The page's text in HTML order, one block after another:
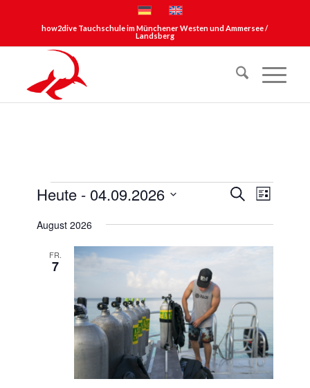
how2dive Tauchschule im Münchener Westen und Ammersee /
Landsberg
Veranstaltungen Suche
Liste
Heute - 04.09.2026
wählen.
August 2026
FR.
7